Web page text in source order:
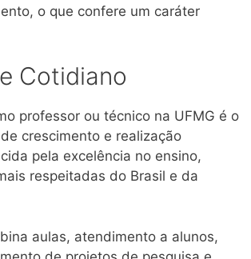
o que confere um caráter
Cotidiano
professor ou técnico na UFMG é o
crescimento e realização
pela excelência no ensino,
respeitadas do Brasil e da
aulas, atendimento a alunos,